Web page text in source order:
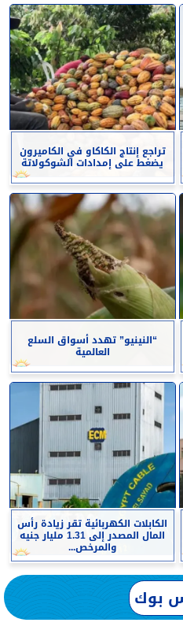
تراجع إنتاج الكاكاو في الكاميرون
يضغط على إمدادات الشوكولاتة
“النينيو” تهدد أسواق السلع
العالمية
الكابلات الكهربائية تقر زيادة رأس
المال المصدر إلى 1.31 مليار جنيه
والمرخص...
بوك